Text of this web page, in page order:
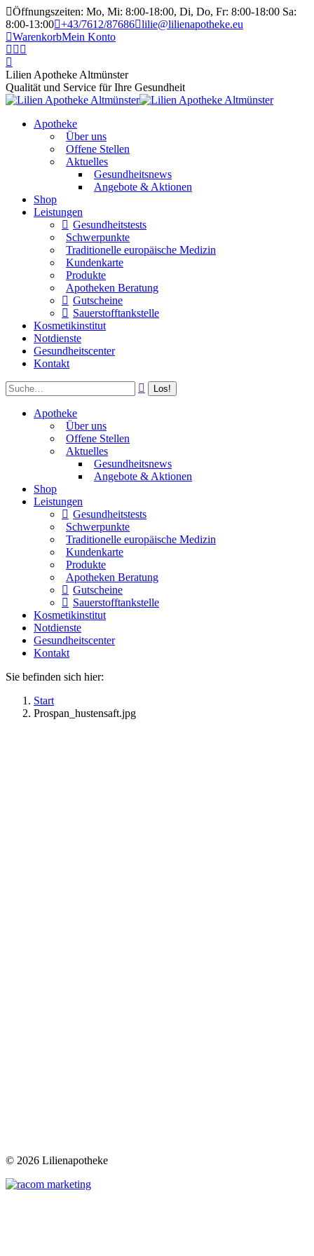
Öffnungszeiten: Mo, Mi: 8:00-18:00, Di, Do, Fr: 8:00-18:00 Sa:
8:00-13:00 +43/7612/87686 lilie@lilienapotheke.eu
WarenkorbMein Konto
Lilien Apotheke Altmünster
Qualität und Service für Ihre Gesundheit
Apotheke
Über uns
Offene Stellen
Aktuelles
Gesundheitsnews
Angebote & Aktionen
Shop
Leistungen
Gesundheitstests
Schwerpunkte
Traditionelle europäische Medizin
Kundenkarte
Produkte
Apotheken Beratung
Gutscheine
Sauerstofftankstelle
Kosmetikinstitut
Notdienste
Gesundheitscenter
Kontakt
Apotheke
Über uns
Offene Stellen
Aktuelles
Gesundheitsnews
Angebote & Aktionen
Shop
Leistungen
Gesundheitstests
Schwerpunkte
Traditionelle europäische Medizin
Kundenkarte
Produkte
Apotheken Beratung
Gutscheine
Sauerstofftankstelle
Kosmetikinstitut
Notdienste
Gesundheitscenter
Kontakt
Sie befinden sich hier:
Start
Prospan_hustensaft.jpg
© 2026 Lilienapotheke